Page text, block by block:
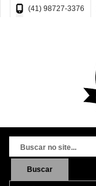
(41) 98727-3376
Buscar